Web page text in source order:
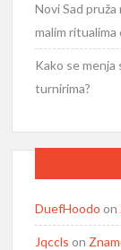
Novi Sad
malim ritualima
Kako se
turnirima?
DuefHoodo on
Jqccls on